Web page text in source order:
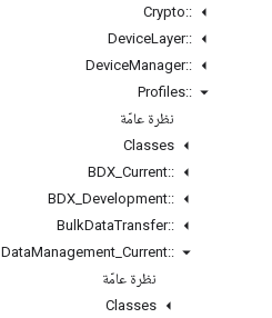
::
Crypto
::
DeviceLayer
::
DeviceManager
::
Profiles
نظرة عامّة
Classes
::
BDX Current
::
BDX Development
::
BulkDataTransfer
::
DataManagement Current
نظرة عامّة
Classes